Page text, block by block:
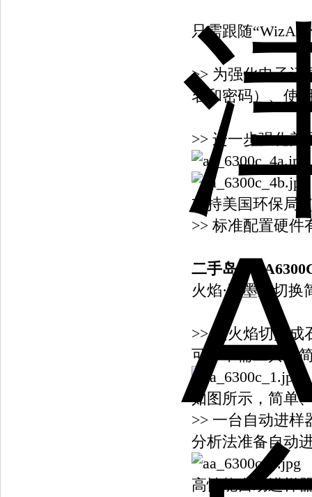
只需跟随
>> 为强化电子记
名和密码）、使
>> 进一步强化美
支持美国环保局
>> 标准配置硬件
二手岛津
火焰·石墨炉切换
>> 由火焰切换成
可，不需工具，
如图所示，简单
>> 一台自动进样
分析法准备自动
高性能自动进样